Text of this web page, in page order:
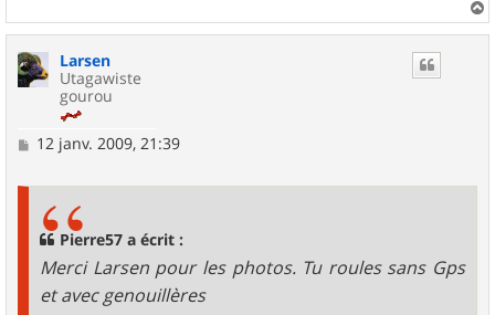
a
Larsen
Utagawiste
gourou
M12 janv. 2009, 21:39
Pierre57 a écrit :
Merci Larsen pour les photos. Tu roules sans Gps
et avec genouillères